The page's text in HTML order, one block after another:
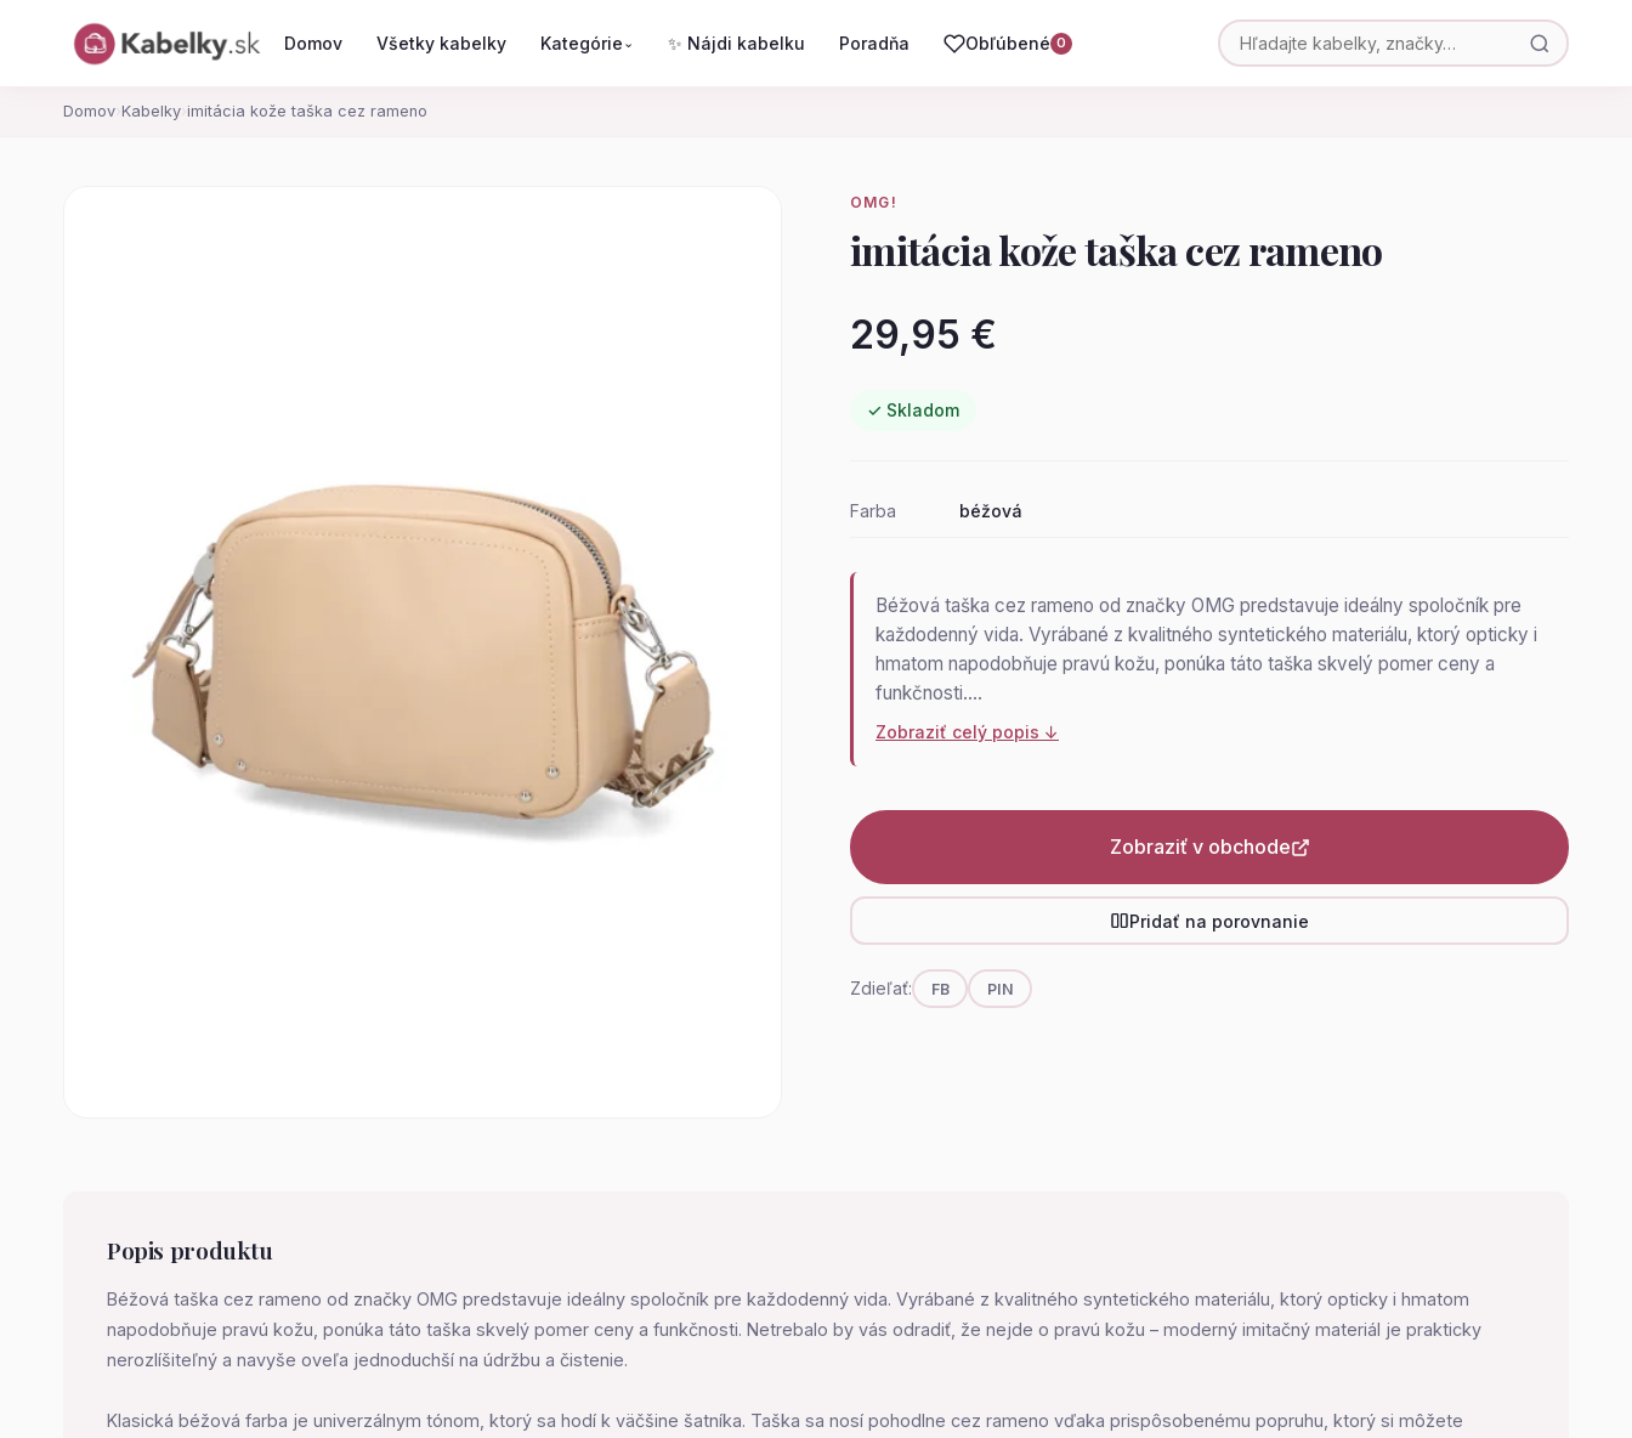
Domov Všetky kabelky Kategórie ⌄ ✨ Nájdi kabelku Poradňa Obľúbené 0
Domov› Kabelky› imitácia kože taška cez rameno
OMG!
imitácia kože taška cez rameno
29,95 €
✓ Skladom
Farba béžová
Béžová taška cez rameno od značky OMG predstavuje ideálny spoločník pre
každodenný vida. Vyrábané z kvalitného syntetického materiálu, ktorý opticky i
hmatom napodobňuje pravú kožu, ponúka táto taška skvelý pomer ceny a
funkčnosti.…
Zobraziť celý popis ↓
Zobraziť v obchode
Pridať na porovnanie
Zdieľať: FB PIN
Popis produktu
Béžová taška cez rameno od značky OMG predstavuje ideálny spoločník pre každodenný vida. Vyrábané z kvalitného syntetického materiálu, ktorý opticky i hmatom
napodobňuje pravú kožu, ponúka táto taška skvelý pomer ceny a funkčnosti. Netrebalo by vás odradiť, že nejde o pravú kožu – moderný imitačný materiál je prakticky
nerozlíšiteľný a navyše oveľa jednoduchší na údržbu a čistenie.
Klasická béžová farba je univerzálnym tónom, ktorý sa hodí k väčšine šatníka. Taška sa nosí pohodlne cez rameno vďaka prispôsobenému popruhu, ktorý si môžete